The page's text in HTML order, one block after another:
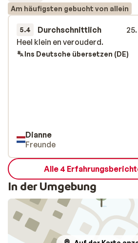
Am häufigsten gebucht von allein
5.4 Durchschnittlich
Heel klein en verouderd.
Heel klein en verouderd.
Ins Deutsche übersetzen (DE)
Dianne
Freunde
Alle 4
In der Umgebung